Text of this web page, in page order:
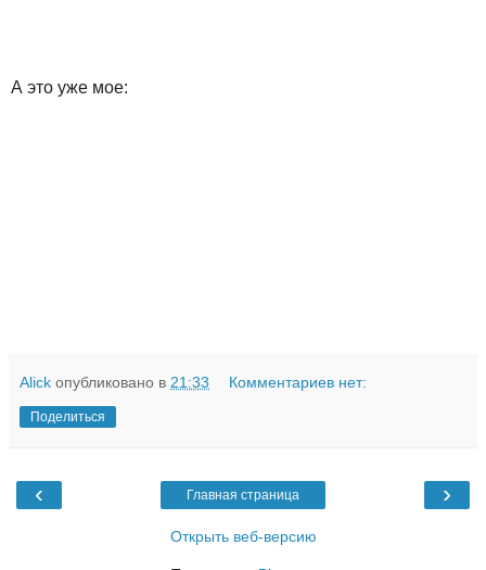
А это уже мое:
Alick опубликовано в 21:33 Комментариев нет:
Поделиться
‹ ›
Главная страница
Открыть веб-версию